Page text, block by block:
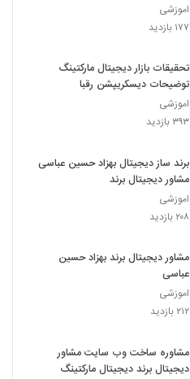
اموزشی
۱۷۷ بازدید
تحقیقات بازار دیجیتال مارکتینگ
توضیحات دیسکریپشن رقبا
اموزشی
۳۹۳ بازدید
برند ساز دیجیتال بهزاد حسین عباسی
مشاور دیجیتال برند
اموزشی
۲۰۸ بازدید
مشاور دیجیتال برند بهزاد حسین
عباسی
اموزشی
۲۱۲ بازدید
مشاوره ساخت وب سایت مشاور
دیجیتال برند دیجیتال مارکتینگ